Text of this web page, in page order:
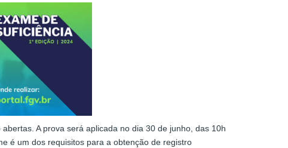
A prova será aplicada no dia 30 de junho, das 10h
é um dos requisitos para a obtenção de registro